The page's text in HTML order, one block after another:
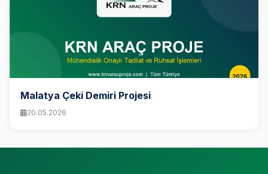
Malatya Çeki Demiri Projesi
20.05.2026